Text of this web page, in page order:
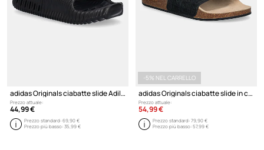
adidas Originals ciabatte slide Adilette 25
Prezzo attuale:
44,99 €
Prezzo standard:69,90 €
Prezzo più basso:35,99 €
-5% NEL CARRELLO
adidas Originals ciabatte slide in camoscio Adilette RS
Prezzo attuale:
54,99 €
Prezzo standard:79,90 €
Prezzo più basso:57,99 €